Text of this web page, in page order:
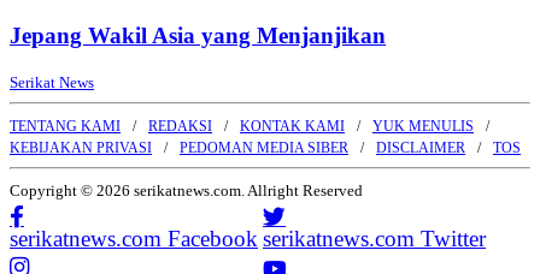
Jepang Wakil Asia yang Menjanjikan
Serikat News
TENTANG KAMI REDAKSI KONTAK KAMI
YUK MENULIS
KEBIJAKAN PRIVASI
PEDOMAN MEDIA SIBER DISCLAIMER TOS
Copyright © 2026 serikatnews.com. Allright Reserved
serikatnews.com Facebook serikatnews.com Twitter